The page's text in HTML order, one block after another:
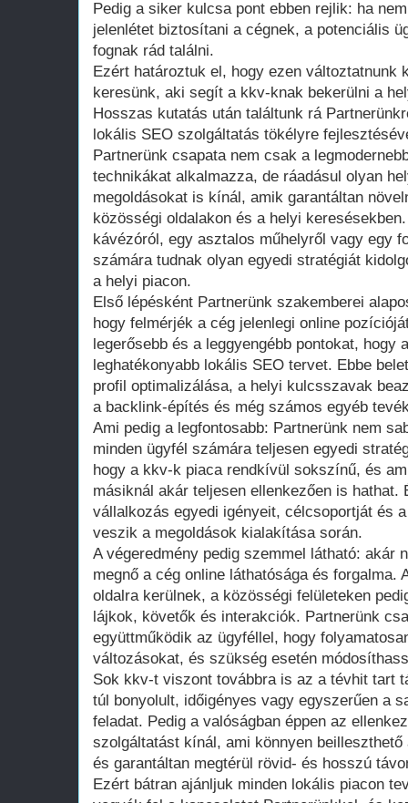
Pedig a siker kulcsa pont ebben rejlik: ha
jelenlétet biztosítani a cégnek, a potenciális
fognak rád találni.
Ezért határoztuk el, hogy ezen változtatnunk
keresünk, aki segít a kkv-knak bekerülni a
Hosszas kutatás után találtunk rá
lokális SEO szolgáltatás tökélyre
Partnerünk csapata nem csak a
technikákat alkalmazza, de ráadásul olyan
megoldásokat is kínál, amik garantáltan
közösségi oldalakon és a helyi
kávézóról, egy asztalos műhelyről vagy egy
számára tudnak olyan egyedi stratégiát
a helyi piacon.
Első lépésként Partnerünk szakemberei
hogy felmérjék a cég jelenlegi online
legerősebb és a leggyengébb pontokat, hogy
leghatékonyabb lokális SEO tervet. Ebbe
profil optimalizálása, a helyi kulcsszavak
a backlink-építés és még számos egyéb
Ami pedig a legfontosabb: Partnerünk nem
minden ügyfél számára teljesen egyedi
hogy a kkv-k piaca rendkívül sokszínű, és
másiknál akár teljesen ellenkezően is hathat.
vállalkozás egyedi igényeit, célcsoportját és
veszik a megoldások kialakítása során.
A végeredmény pedig szemmel látható: akár
megnő a cég online láthatósága és forgalma.
oldalra kerülnek, a közösségi felületeken
lájkok, követők és interakciók. Partnerünk
együttműködik az ügyféllel, hogy
változásokat, és szükség esetén
Sok kkv-t viszont továbbra is az a tévhit tart
túl bonyolult, időigényes vagy egyszerűen a
feladat. Pedig a valóságban éppen az
szolgáltatást kínál, ami könnyen
és garantáltan megtérül rövid- és hosszú
Ezért bátran ajánljuk minden lokális piacon